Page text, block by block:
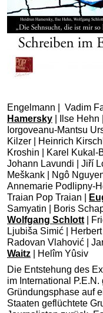
Engelmann | Vadim
Hamersky | Ilse
Iorgoveanu-Mantsu
Kilzer | Heinrich
Kroshin | Karel Kukal-
Johann Lavundi | Jiří
Meškank | Ngô
Annemarie Podlipny-
Traian Pop Traian |
Samyatin | Boris
Wolfgang Schlott |
Ljubiša Simić |
Radovan Vlahović |
Waitz | Helîm Yûsiv
Die Entstehung des
im International
Gründungsphase auf
Staaten geflüchtete